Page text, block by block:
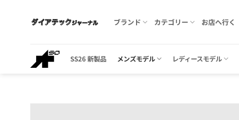
ブランド カテゴリー お店へ行く
SS26 新製品 メンズモデル レディースモデル